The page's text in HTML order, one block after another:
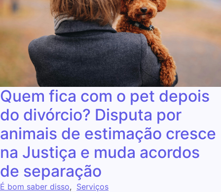
Quem fica com o pet depois
do divórcio? Disputa por
animais de estimação cresce
na Justiça e muda acordos
de separação
É bom saber disso, Serviços